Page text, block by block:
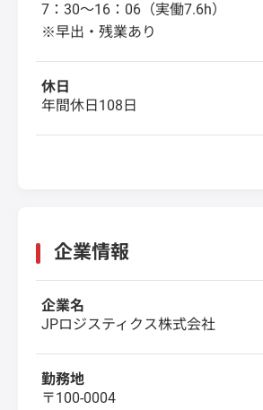
7：30～16：06（実働7.6h）
※早出・残業あり
休日
年間休日108日
企業情報
企業名
JPロジスティクス株式会社
勤務地
〒100-0004